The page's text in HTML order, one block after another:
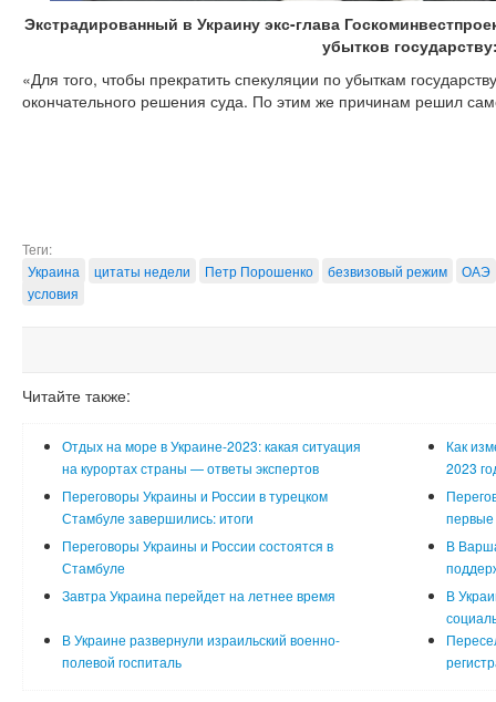
Экстрадированный в Украину экс-глава
убытков
«Для того, чтобы прекратить спекуляции по убыткам
окончательного решения суда. По этим же причинам решил
Теги:
Украина
цитаты недели Петр Порошенко безвизовый режим
ОАЭ
условия
Читайте также:
Отдых на море в Украине-2023: какая ситуация
на курортах страны — ответы экспертов
Как
2023
Переговоры Украины и России в турецком
Стамбуле завершились: итоги
первые
Переговоры Украины и России состоятся в
Стамбуле
В
Завтра Украина перейдет на летнее время
В
В Украине развернули израильский военно-
полевой госпиталь